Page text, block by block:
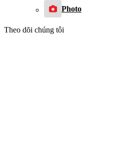
Photo
Theo dõi chúng tôi